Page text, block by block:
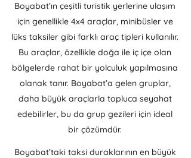
Boyabat’ın çeşitli turistik yerlerine ulaşım
için genellikle 4x4 araçlar, minibüsler ve
lüks taksiler gibi farklı araç tipleri kullanılır.
Bu araçlar, özellikle doğa ile iç içe olan
bölgelerde rahat bir yolculuk yapılmasına
olanak tanır. Boyabat’a gelen gruplar,
daha büyük araçlarla topluca seyahat
edebilirler, bu da grup gezileri için ideal
bir çözümdür.
Boyabat’taki taksi duraklarının en büyük